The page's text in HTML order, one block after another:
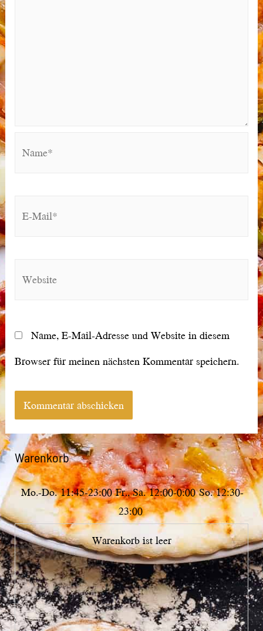
Name, E-Mail-Adresse und Website in diesem
Browser für meinen nächsten Kommentar speichern.
Warenkorb
Mo.-Do. 11:45-23:00 Fr., Sa. 12:00-0:00 So. 12:30-
23:00
Warenkorb ist leer